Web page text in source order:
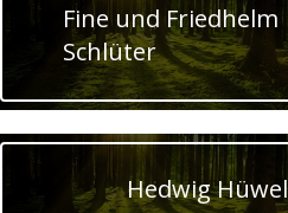
Fine und Friedhelm
Schlüter
Hedwig Hüwel